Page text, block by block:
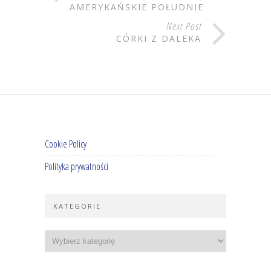
AMERYKAŃSKIE POŁUDNIE
Next Post
CÓRKI Z DALEKA
Cookie Policy
Polityka prywatności
KATEGORIE